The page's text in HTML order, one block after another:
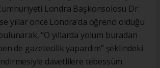
Londra Başkonsolosu Dr.
yıllar önce Londra’da öğrenci olduğu
“O yıllarda yolum buradan
de gazetecilik yapardım” şeklindeki
davetlilere tebessüm